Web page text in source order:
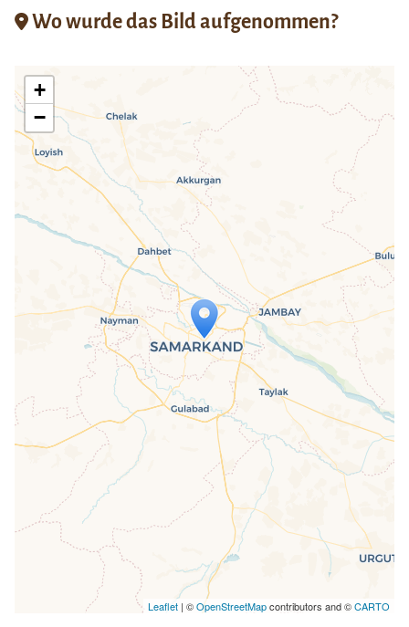
Wo wurde das Bild aufgenommen?
Travelers' Map wird geladen …
Wenn du dies siehst, nachdem deine
Seite vollständig geladen wurde,
fehlen leafletJS-Dateien.
+
−
Leaflet| ©OpenStreetMapcontributors and ©CARTO